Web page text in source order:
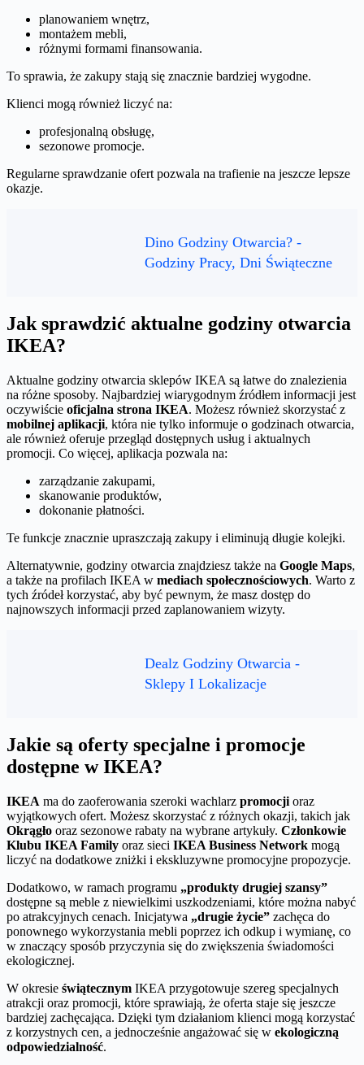
planowaniem wnętrz,
montażem mebli,
różnymi formami finansowania.
To sprawia, że zakupy stają się znacznie bardziej wygodne.
Klienci mogą również liczyć na:
profesjonalną obsługę,
sezonowe promocje.
Regularne sprawdzanie ofert pozwala na trafienie na jeszcze lepsze
okazje.
Dino Godziny Otwarcia? -
Godziny Pracy, Dni Świąteczne
Jak sprawdzić aktualne godziny otwarcia
IKEA?
Aktualne godziny otwarcia sklepów IKEA są łatwe do znalezienia
na różne sposoby. Najbardziej wiarygodnym źródłem informacji jest
oczywiście oficjalna strona IKEA. Możesz również skorzystać z
mobilnej aplikacji, która nie tylko informuje o godzinach otwarcia,
ale również oferuje przegląd dostępnych usług i aktualnych
promocji. Co więcej, aplikacja pozwala na:
zarządzanie zakupami,
skanowanie produktów,
dokonanie płatności.
Te funkcje znacznie upraszczają zakupy i eliminują długie kolejki.
Alternatywnie, godziny otwarcia znajdziesz także na Google Maps,
a także na profilach IKEA w mediach społecznościowych. Warto z
tych źródeł korzystać, aby być pewnym, że masz dostęp do
najnowszych informacji przed zaplanowaniem wizyty.
Dealz Godziny Otwarcia -
Sklepy I Lokalizacje
Jakie są oferty specjalne i promocje
dostępne w IKEA?
IKEA ma do zaoferowania szeroki wachlarz promocji oraz
wyjątkowych ofert. Możesz skorzystać z różnych okazji, takich jak
Okrągło oraz sezonowe rabaty na wybrane artykuły. Członkowie
Klubu IKEA Family oraz sieci IKEA Business Network mogą
liczyć na dodatkowe zniżki i ekskluzywne promocyjne propozycje.
Dodatkowo, w ramach programu „produkty drugiej szansy”
dostępne są meble z niewielkimi uszkodzeniami, które można nabyć
po atrakcyjnych cenach. Inicjatywa „drugie życie” zachęca do
ponownego wykorzystania mebli poprzez ich odkup i wymianę, co
w znaczący sposób przyczynia się do zwiększenia świadomości
ekologicznej.
W okresie świątecznym IKEA przygotowuje szereg specjalnych
atrakcji oraz promocji, które sprawiają, że oferta staje się jeszcze
bardziej zachęcająca. Dzięki tym działaniom klienci mogą korzystać
z korzystnych cen, a jednocześnie angażować się w ekologiczną
odpowiedzialność.